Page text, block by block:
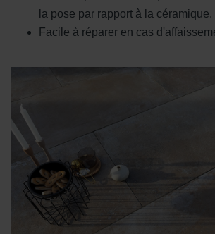
la pose par rapport à la céramique.
Facile à réparer en cas